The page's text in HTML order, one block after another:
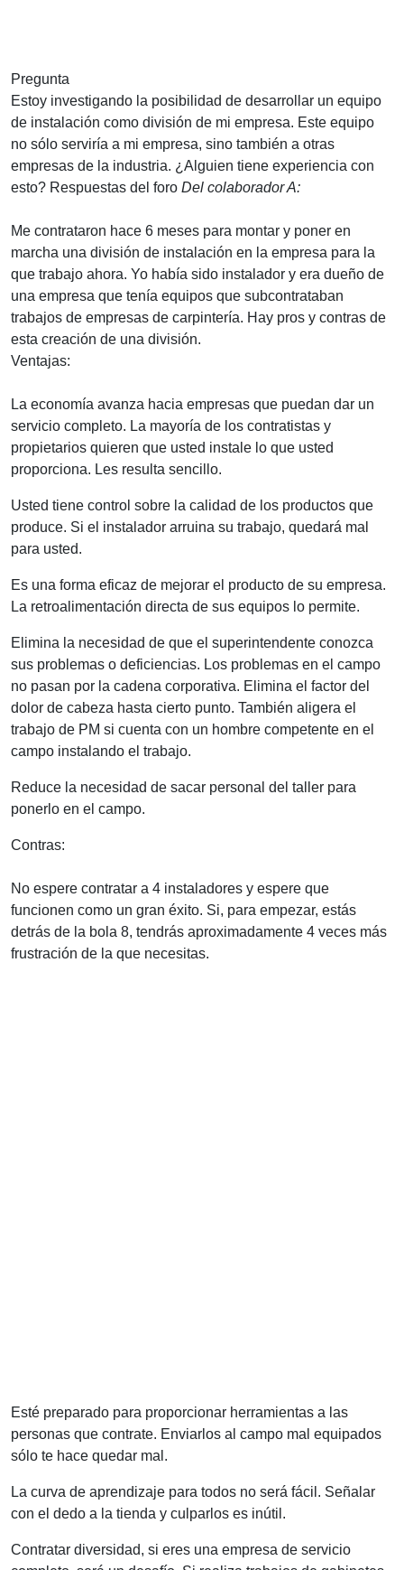
Pregunta
Estoy investigando la posibilidad de desarrollar un equipo
de instalación como división de mi empresa. Este equipo
no sólo serviría a mi empresa, sino también a otras
empresas de la industria. ¿Alguien tiene experiencia con
esto? Respuestas del foro Del colaborador A:
Me contrataron hace 6 meses para montar y poner en
marcha una división de instalación en la empresa para la
que trabajo ahora. Yo había sido instalador y era dueño de
una empresa que tenía equipos que subcontrataban
trabajos de empresas de carpintería. Hay pros y contras de
esta creación de una división.
Ventajas:
La economía avanza hacia empresas que puedan dar un
servicio completo. La mayoría de los contratistas y
propietarios quieren que usted instale lo que usted
proporciona. Les resulta sencillo.
Usted tiene control sobre la calidad de los productos que
produce. Si el instalador arruina su trabajo, quedará mal
para usted.
Es una forma eficaz de mejorar el producto de su empresa.
La retroalimentación directa de sus equipos lo permite.
Elimina la necesidad de que el superintendente conozca
sus problemas o deficiencias. Los problemas en el campo
no pasan por la cadena corporativa. Elimina el factor del
dolor de cabeza hasta cierto punto. También aligera el
trabajo de PM si cuenta con un hombre competente en el
campo instalando el trabajo.
Reduce la necesidad de sacar personal del taller para
ponerlo en el campo.
Contras:
No espere contratar a 4 instaladores y espere que
funcionen como un gran éxito. Si, para empezar, estás
detrás de la bola 8, tendrás aproximadamente 4 veces más
frustración de la que necesitas.
Esté preparado para proporcionar herramientas a las
personas que contrate. Enviarlos al campo mal equipados
sólo te hace quedar mal.
La curva de aprendizaje para todos no será fácil. Señalar
con el dedo a la tienda y culparlos es inútil.
Contratar diversidad, si eres una empresa de servicio